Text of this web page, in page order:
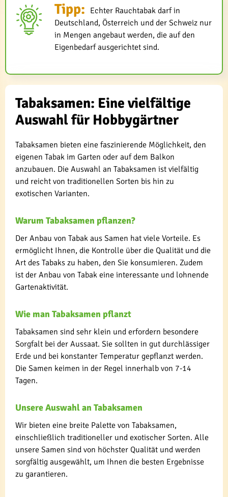
Tipp: Echter Rauchtabak darf in
Deutschland, Österreich und der Schweiz nur
in Mengen angebaut werden, die auf den
Eigenbedarf ausgerichtet sind.
Tabaksamen: Eine vielfältige
Auswahl für Hobbygärtner
Tabaksamen bieten eine faszinierende Möglichkeit, den
eigenen Tabak im Garten oder auf dem Balkon
anzubauen. Die Auswahl an Tabaksamen ist vielfältig
und reicht von traditionellen Sorten bis hin zu
exotischen Varianten.
Warum Tabaksamen pflanzen?
Der Anbau von Tabak aus Samen hat viele Vorteile. Es
ermöglicht Ihnen, die Kontrolle über die Qualität und die
Art des Tabaks zu haben, den Sie konsumieren. Zudem
ist der Anbau von Tabak eine interessante und lohnende
Gartenaktivität.
Wie man Tabaksamen pflanzt
Tabaksamen sind sehr klein und erfordern besondere
Sorgfalt bei der Aussaat. Sie sollten in gut durchlässiger
Erde und bei konstanter Temperatur gepflanzt werden.
Die Samen keimen in der Regel innerhalb von 7-14
Tagen.
Unsere Auswahl an Tabaksamen
Wir bieten eine breite Palette von Tabaksamen,
einschließlich traditioneller und exotischer Sorten. Alle
unsere Samen sind von höchster Qualität und werden
sorgfältig ausgewählt, um Ihnen die besten Ergebnisse
zu garantieren.